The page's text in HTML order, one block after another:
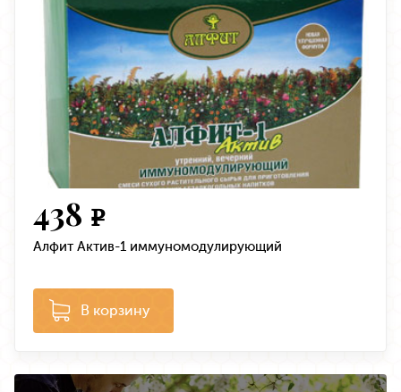
438 e
Алфит Актив-1 иммуномодулирующий
В корзину